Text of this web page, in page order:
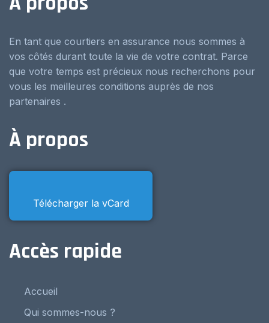
En tant que courtiers en assurance nous sommes à
vos côtés durant toute la vie de votre contrat. Parce
que votre temps est précieux nous recherchons pour
vous les meilleures conditions auprès de nos
partenaires .
À propos
Télécharger la vCard
Accès rapide
Accueil
Qui sommes-nous ?